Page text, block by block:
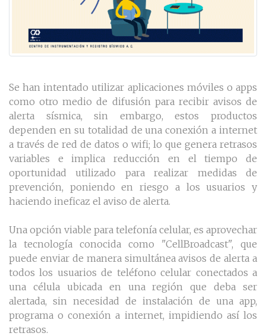
Se han intentado utilizar aplicaciones móviles o apps
como otro medio de difusión para recibir avisos de
alerta sísmica, sin embargo, estos productos
dependen en su totalidad de una conexión a internet
a través de red de datos o wifi; lo que genera retrasos
variables e implica reducción en el tiempo de
oportunidad utilizado para realizar medidas de
prevención, poniendo en riesgo a los usuarios y
haciendo ineficaz el aviso de alerta.
Una opción viable para telefonía celular, es aprovechar
la tecnología conocida como "CellBroadcast", que
puede enviar de manera simultánea avisos de alerta a
todos los usuarios de teléfono celular conectados a
una célula ubicada en una región que deba ser
alertada, sin necesidad de instalación de una app,
programa o conexión a internet, impidiendo así los
retrasos.